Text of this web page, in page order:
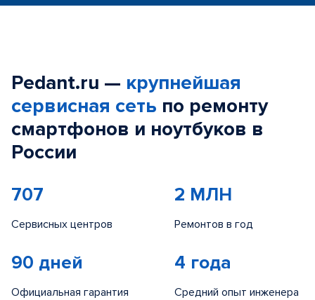
Pedant.ru — крупнейшая
сервисная сеть по ремонту
смартфонов и ноутбуков в
России
707
Сервисных центров
2 МЛН
Ремонтов в год
90 дней
Официальная гарантия
4 года
Средний опыт инженера